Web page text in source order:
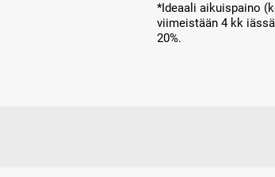
*Ideaali aikuispaino
viimeistään 4 kk
20%.